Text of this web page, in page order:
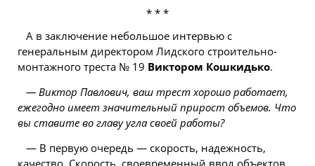
* * *
А в заключение небольшое интервью с
генеральным директором Лидского строительно-
монтажного треста № 19 Виктором Кошкидько.
— Виктор Павлович, ваш трест хорошо работает,
ежегодно имеет значительный прирост объемов. Что
вы ставите во главу угла своей работы?
— В первую очередь — скорость, надежность,
качество. Скорость, своевременный ввод объектов